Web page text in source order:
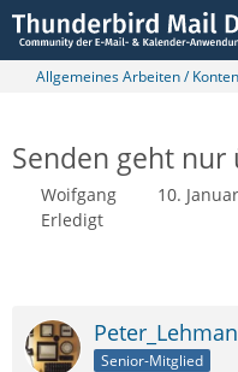
Allgemeines Arbeiten /
Senden geht
Woifgang 10.
Erledigt
Senior-Mitglied